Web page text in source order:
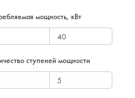
мощность, кВт
ступеней мощности